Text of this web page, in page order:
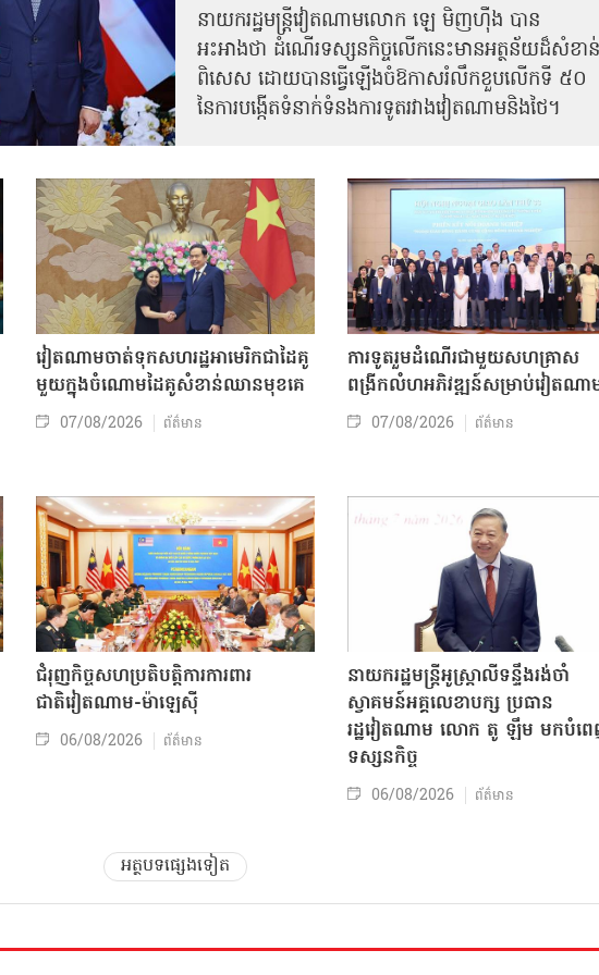
នាយករដ្ឋមន្ត្រីវៀតណាមលោក ឡេ មិញហ៊ឹង បាន
អះអាងថា ដំណើរទស្សនកិច្ចលើកនេះមានអត្ថន័យដ៏សំខាន់
ពិសេស ដោយបានធ្វើឡើងចំឱកាសរំលឹកខួបលើកទី ៥០
នៃការបង្កើតទំនាក់ទំនងការទូតរវាងវៀតណាមនិងថៃ។
វៀតណាមចាត់ទុកសហរដ្ឋអាមេរិកជាដៃគូ
មួយក្នុងចំណោមដៃគូសំខាន់ឈានមុខគេ
07/08/2026 ព័ត៌មាន
ការទូតរួមដំណើរជាមួយសហគ្រាស
ពង្រីកលំហអភិវឌ្ឍន៍សម្រាប់វៀតណា
07/08/2026 ព័ត៌មាន
ជំរុញកិច្ចសហប្រតិបត្តិការការពារ
ជាតិវៀតណាម-ម៉ាឡេស៊ី
06/08/2026 ព័ត៌មាន
នាយករដ្ឋមន្ត្រីអូស្ត្រាលីទន្ទឹងរង់ចាំ
ស្វាគមន៍អគ្គលេខាបក្ស ប្រធាន
រដ្ឋវៀតណាម លោក តូ ឡឹម មកបំព
ទស្សនកិច្ច
06/08/2026 ព័ត៌មាន
អត្ថបទផ្សេងទៀត